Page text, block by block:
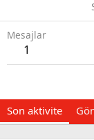
Mesajlar
1
Son aktivite